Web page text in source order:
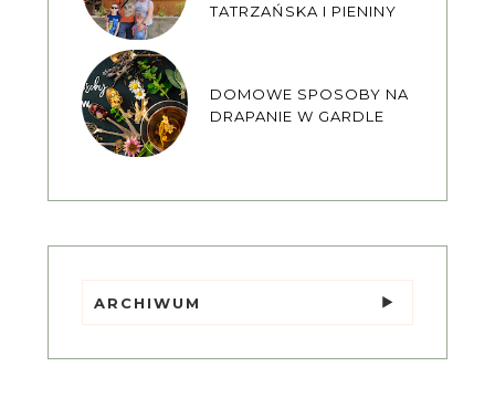
TATRZAŃSKA I PIENINY
DOMOWE SPOSOBY NA
DRAPANIE W GARDLE
ARCHIWUM